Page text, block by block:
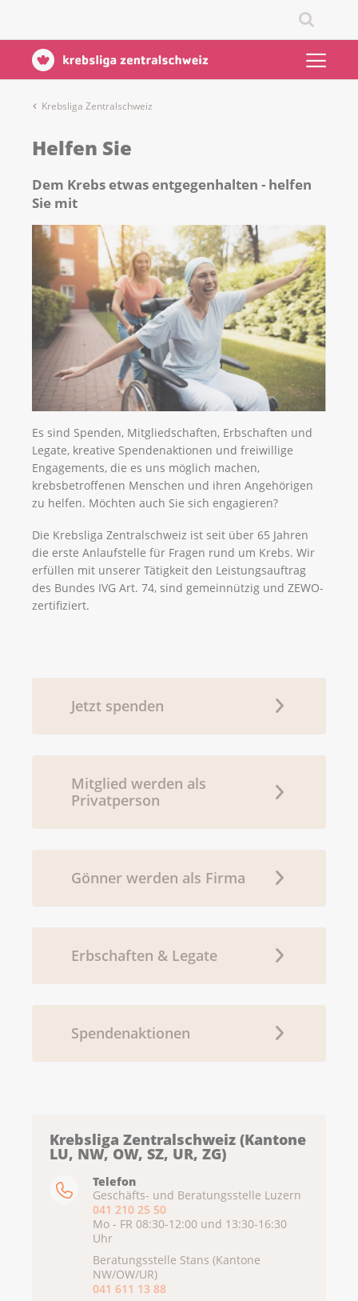
Krebsliga Zentralschweiz
Helfen Sie
Dem Krebs etwas entgegenhalten - helfen
Sie mit
Es sind Spenden, Mitgliedschaften, Erbschaften und
Legate, kreative Spendenaktionen und freiwillige
Engagements, die es uns möglich machen,
krebsbetroffenen Menschen und ihren Angehörigen
zu helfen. Möchten auch Sie sich engagieren?
Die Krebsliga Zentralschweiz ist seit über 65 Jahren
die erste Anlaufstelle für Fragen rund um Krebs. Wir
erfüllen mit unserer Tätigkeit den Leistungsauftrag
des Bundes IVG Art. 74, sind gemeinnützig und ZEWO-
zertifiziert.
Jetzt spenden
Mitglied werden als
Privatperson
Gönner werden als Firma
Erbschaften & Legate
Spendenaktionen
Krebsliga Zentralschweiz (Kantone
LU, NW, OW, SZ, UR, ZG)
Telefon
Geschäfts- und Beratungsstelle Luzern
041 210 25 50
Mo - FR 08:30-12:00 und 13:30-16:30
Uhr
Beratungsstelle Stans (Kantone
NW/OW/UR)
041 611 13 88